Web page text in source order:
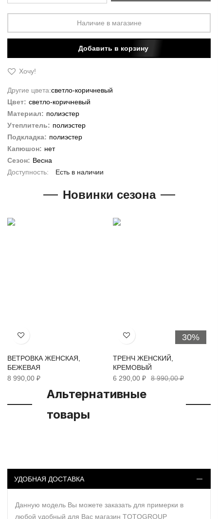
Наличие в магазине
Добавить в корзину
Хочу!
Другие цвета:светло-коричневый
Цвет: светло-коричневый
Материал: полиэстер
Утеплитель: полиэстер
Подкладка: полиэстер
Капюшон: нет
Сезон: Весна
Есть в наличии
Новинки сезона
Хочу!
ВЕТРОВКА ЖЕНСКАЯ,
БЕЖЕВАЯ
8 990,00 ₽
30%
Хочу!
ТРЕНЧ ЖЕНСКИЙ,
КРЕМОВЫЙ
6 290,00 ₽
8 990,00 ₽
Альтернативные
товары
УДОБНАЯ ДОСТАВКА
Данную модель Вы можете заказать для примерки в
любой удобный для Вас магазин TOTOGROUP